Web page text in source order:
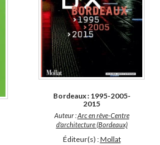
Bordeaux : 1995-2005-
2015
Auteur :Arc en rêve-Centre
d'architecture (Bordeaux)
Éditeur(s) :Mollat